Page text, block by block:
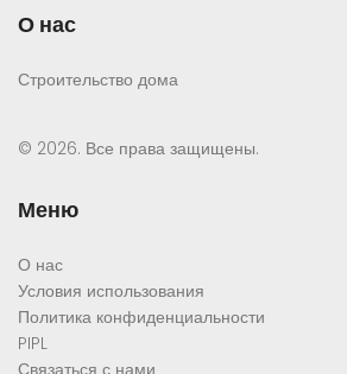
О нас
Строительство дома
© 2026. Все права защищены.
Меню
О нас
Условия использования
Политика конфиденциальности
PIPL